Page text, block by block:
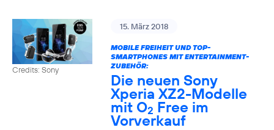
Credits: Sony
15. März 2018
MOBILE FREIHEIT UND TOP-
SMARTPHONES MIT ENTERTAINMENT-
ZUBEHÖR:
Die neuen Sony
Xperia XZ2-Modelle
mit O2 Free im
Vorverkauf